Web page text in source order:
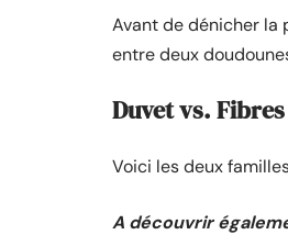
Avant de dénicher la
entre deux
Duvet vs.
Voici les deux
A découvrir